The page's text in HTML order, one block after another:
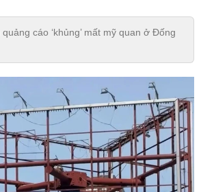
cáo ‘khủng’ mất mỹ quan ở Đống